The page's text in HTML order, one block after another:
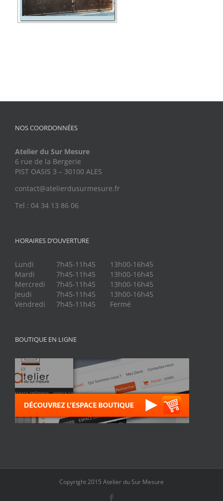
NOS COORDONNÉES
Atelier du Sur Mesure
6 rue de la Bergerie
PIST OASIS 3 – 30100 ALES
contact@atelierdusurmesure.fr
Tel : 04 34 13 86 06
HORAIRES D’OUVERTURE
Lundi 7h45-11h45
13h00-16h45
Mardi
7h45-11h45
13h00-16h45
Mercredi
7h45-11h45
13h00-16h45
Jeudi
7h45-11h45
13h00-16h45
Vendredi
7h45-11h45 Fermé
BOUTIQUE EN LIGNE
Copyright 2015 Atelier du Sur Mesure